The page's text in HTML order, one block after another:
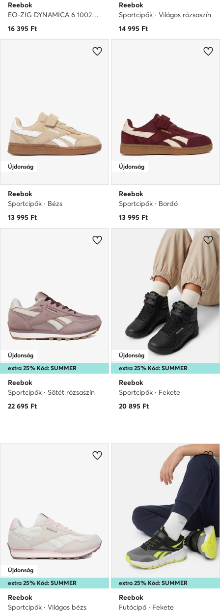
Reebok
EO-ZIG DYNAMICA 6 100270609 · Futócipő
16 395 Ft
Reebok
Sportcipők · Világos rózsaszín
14 995 Ft
Újdonság
Reebok
Sportcipők · Bézs
13 995 Ft
Újdonság
Reebok
Sportcipők · Bordó
13 995 Ft
extra 25% Kód: SUMMER
Újdonság
Reebok
Sportcipők · Sötét rózsaszín
22 695 Ft
extra 25% Kód: SUMMER
Újdonság
Reebok
Sportcipők · Fekete
20 895 Ft
extra 25% Kód: SUMMER
Újdonság
Reebok
Sportcipők · Világos bézs
extra 25% Kód: SUMMER
Reebok
Futócipő · Fekete